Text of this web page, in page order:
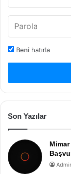
Beni hatırla
Son Yazılar